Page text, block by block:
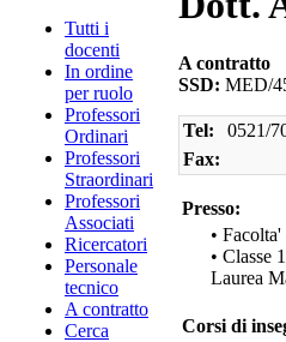
Tutti i
docenti
In ordine
per ruolo
Professori
Ordinari
Professori
Straordinari
Professori
Associati
Ricercatori
Personale
tecnico
A contratto
Cerca
A contratto
SSD: MED/
Tel: 0521/
Fax:
Presso:
•
• Classe
Laurea
Corsi di